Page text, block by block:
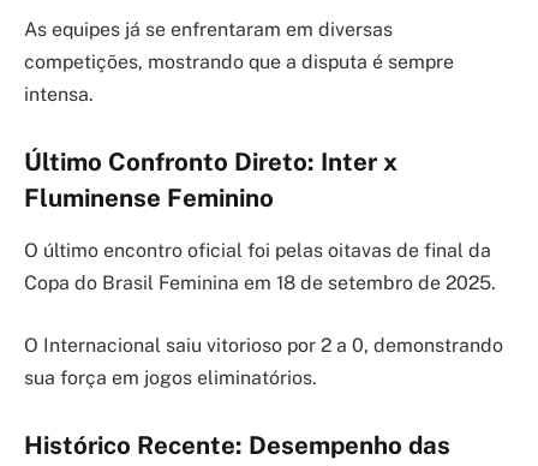
As equipes já se enfrentaram em diversas
competições, mostrando que a disputa é sempre
intensa.
Último Confronto Direto: Inter x
Fluminense Feminino
O último encontro oficial foi pelas oitavas de final da
Copa do Brasil Feminina em 18 de setembro de 2025.
O Internacional saiu vitorioso por 2 a 0, demonstrando
sua força em jogos eliminatórios.
Histórico Recente: Desempenho das